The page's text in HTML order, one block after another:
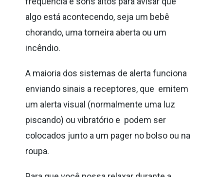
algo está acontecendo, seja um bebê
chorando, uma torneira aberta ou um
incêndio.
A maioria dos sistemas de alerta funciona
enviando sinais a receptores, que emitem
um alerta visual (normalmente uma luz
piscando) ou vibratório e podem ser
colocados junto a um pager no bolso ou na
roupa.